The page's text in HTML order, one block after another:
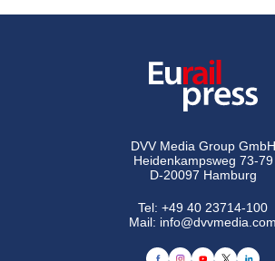
DVV Media Group GmbH
Heidenkampsweg 73-79
D-20097 Hamburg
Tel:+49 40 23714-100
Mail: info@dvvmedia.com